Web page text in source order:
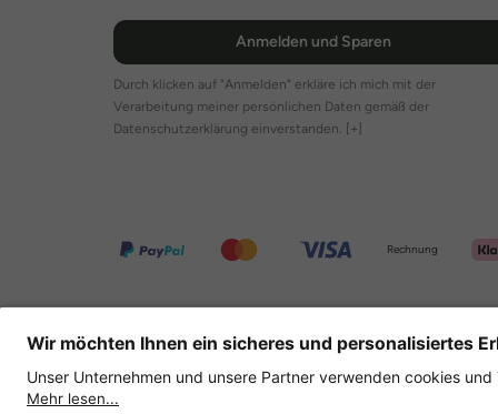
Anmelden und Sparen
Durch klicken auf "Anmelden" erkläre ich mich mit der
Verarbeitung meiner persönlichen Daten gemäß der
Datenschutzerklärung einverstanden. [+]
Rechnung